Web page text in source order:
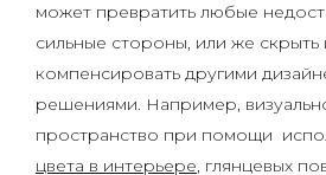
может превратить любые
сильные стороны, или же скрыть
компенсировать другими
решениями. Например,
пространство при помощи
цвета в интерьере, глянцевых